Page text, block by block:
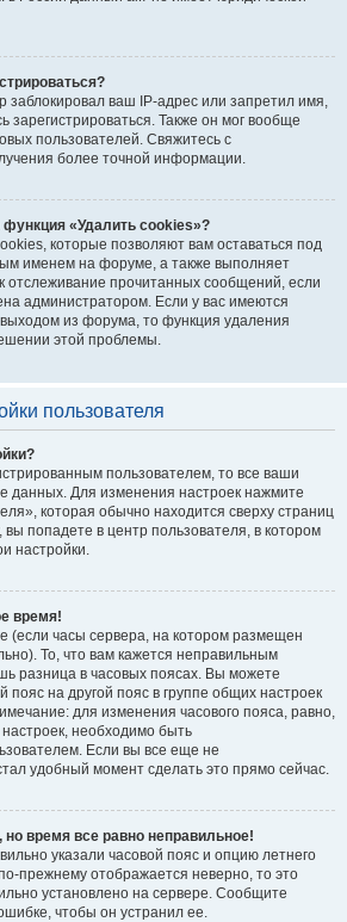
заблокировал ваш IP-адрес или запретил имя,
зарегистрироваться. Также он мог вообще
пользователей. Свяжитесь с
более точной информации.
«Удалить cookies»?
которые позволяют вам оставаться под
именем на форуме, а также выполняет
отслеживание прочитанных сообщений, если
администратором. Если у вас имеются
из форума, то функция удаления
этой проблемы.
пользователя
пользователем, то все ваши
данных. Для изменения настроек нажмите
которая обычно находится сверху страниц
попадете в центр пользователя, в котором
настройки.
время!
(если часы сервера, на котором размещен
То, что вам кажется неправильным
разница в часовых поясах. Вы можете
пояс на другой пояс в группе общих настроек
для изменения часового пояса, равно,
необходимо быть
Если вы все еще не
удобный момент сделать это прямо сейчас.
время все равно неправильное!
указали часовой пояс и опцию летнего
прежнему отображается неверно, то это
установлено на сервере. Сообщите
чтобы он устранил ее.